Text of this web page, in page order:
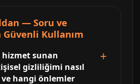
— Soru ve
Güvenli Kullanım
hizmet sunan
gizliliğimi nasıl
hangi önlemler